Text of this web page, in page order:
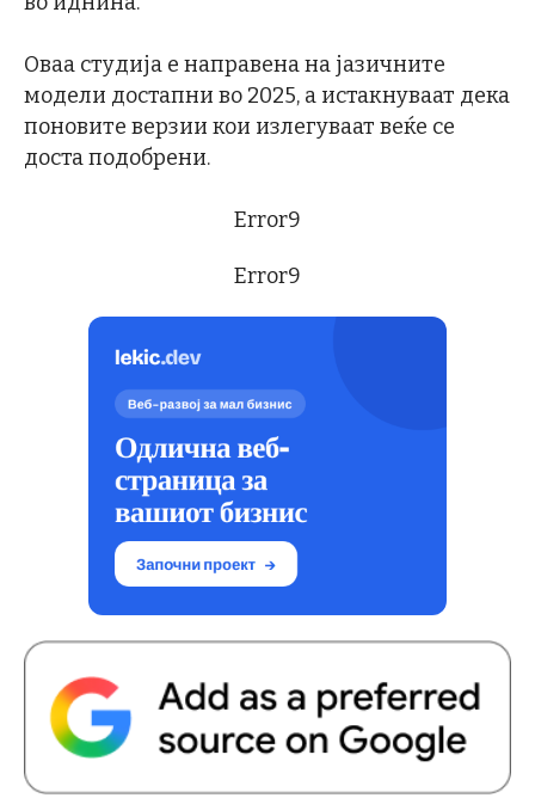
Оваа студија е направена на јазичните
модели достапни во 2025, а истакнуваат дека
поновите верзии кои излегуваат веќе се
доста подобрени.
Error9
Error9